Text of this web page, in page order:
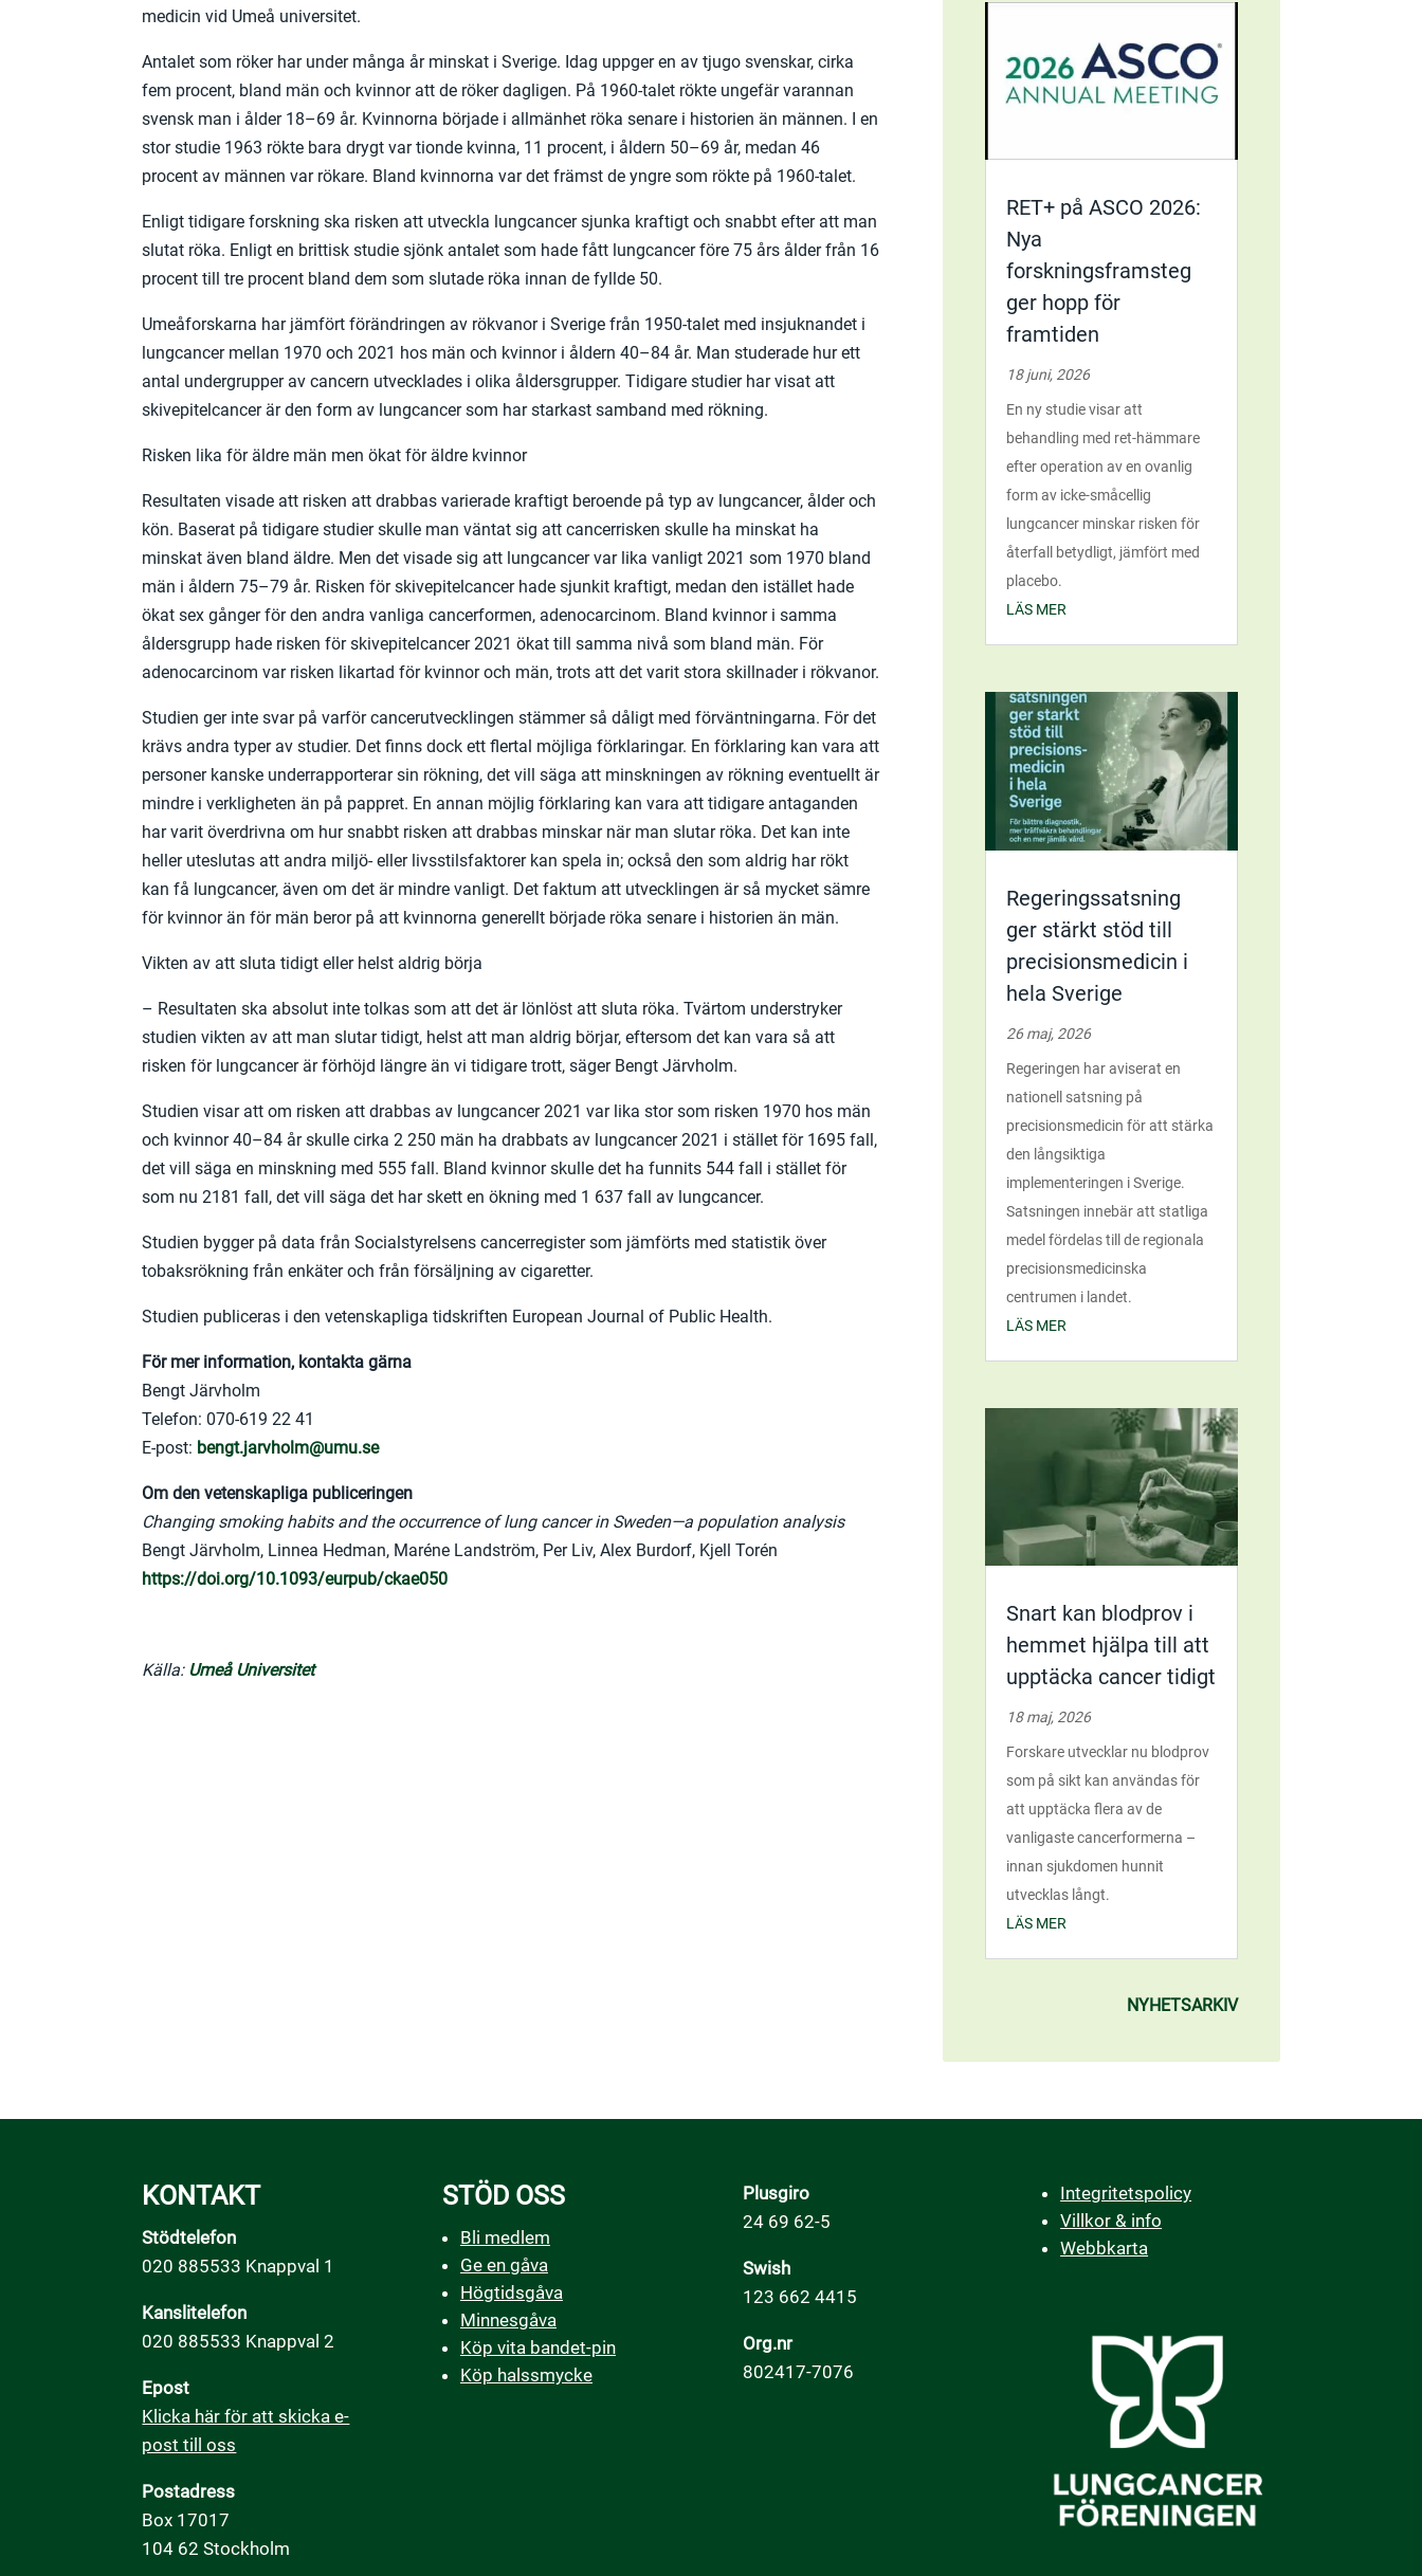
medicin vid Umeå universitet.
Antalet som röker har under många år minskat i Sverige. Idag uppger en av tjugo svenskar, cirka
fem procent, bland män och kvinnor att de röker dagligen. På 1960-talet rökte ungefär varannan
svensk man i ålder 18–69 år. Kvinnorna började i allmänhet röka senare i historien än männen. I en
stor studie 1963 rökte bara drygt var tionde kvinna, 11 procent, i åldern 50–69 år, medan 46
procent av männen var rökare. Bland kvinnorna var det främst de yngre som rökte på 1960-talet.
Enligt tidigare forskning ska risken att utveckla lungcancer sjunka kraftigt och snabbt efter att man
slutat röka. Enligt en brittisk studie sjönk antalet som hade fått lungcancer före 75 års ålder från 16
procent till tre procent bland dem som slutade röka innan de fyllde 50.
Umeåforskarna har jämfört förändringen av rökvanor i Sverige från 1950-talet med insjuknandet i
lungcancer mellan 1970 och 2021 hos män och kvinnor i åldern 40–84 år. Man studerade hur ett
antal undergrupper av cancern utvecklades i olika åldersgrupper. Tidigare studier har visat att
skivepitelcancer är den form av lungcancer som har starkast samband med rökning.
Risken lika för äldre män men ökat för äldre kvinnor
Resultaten visade att risken att drabbas varierade kraftigt beroende på typ av lungcancer, ålder och
kön. Baserat på tidigare studier skulle man väntat sig att cancerrisken skulle ha minskat ha
minskat även bland äldre. Men det visade sig att lungcancer var lika vanligt 2021 som 1970 bland
män i åldern 75–79 år. Risken för skivepitelcancer hade sjunkit kraftigt, medan den istället hade
ökat sex gånger för den andra vanliga cancerformen, adenocarcinom. Bland kvinnor i samma
åldersgrupp hade risken för skivepitelcancer 2021 ökat till samma nivå som bland män. För
adenocarcinom var risken likartad för kvinnor och män, trots att det varit stora skillnader i rökvanor.
Studien ger inte svar på varför cancerutvecklingen stämmer så dåligt med förväntningarna. För det
krävs andra typer av studier. Det finns dock ett flertal möjliga förklaringar. En förklaring kan vara att
personer kanske underrapporterar sin rökning, det vill säga att minskningen av rökning eventuellt är
mindre i verkligheten än på pappret. En annan möjlig förklaring kan vara att tidigare antaganden
har varit överdrivna om hur snabbt risken att drabbas minskar när man slutar röka. Det kan inte
heller uteslutas att andra miljö- eller livsstilsfaktorer kan spela in; också den som aldrig har rökt
kan få lungcancer, även om det är mindre vanligt. Det faktum att utvecklingen är så mycket sämre
för kvinnor än för män beror på att kvinnorna generellt började röka senare i historien än män.
Vikten av att sluta tidigt eller helst aldrig börja
– Resultaten ska absolut inte tolkas som att det är lönlöst att sluta röka. Tvärtom understryker
studien vikten av att man slutar tidigt, helst att man aldrig börjar, eftersom det kan vara så att
risken för lungcancer är förhöjd längre än vi tidigare trott, säger Bengt Järvholm.
Studien visar att om risken att drabbas av lungcancer 2021 var lika stor som risken 1970 hos män
och kvinnor 40–84 år skulle cirka 2 250 män ha drabbats av lungcancer 2021 i stället för 1695 fall,
det vill säga en minskning med 555 fall. Bland kvinnor skulle det ha funnits 544 fall i stället för
som nu 2181 fall, det vill säga det har skett en ökning med 1 637 fall av lungcancer.
Studien bygger på data från Socialstyrelsens cancerregister som jämförts med statistik över
tobaksrökning från enkäter och från försäljning av cigaretter.
Studien publiceras i den vetenskapliga tidskriften European Journal of Public Health.
För mer information, kontakta gärna
Bengt Järvholm
Telefon: 070-619 22 41
E-post: bengt.jarvholm@umu.se
Om den vetenskapliga publiceringen
Changing smoking habits and the occurrence of lung cancer in Sweden—a population analysis
Bengt Järvholm, Linnea Hedman, Maréne Landström, Per Liv, Alex Burdorf, Kjell Torén
https://doi.org/10.1093/eurpub/ckae050
Källa: Umeå Universitet
RET+ på ASCO 2026:
Nya
forskningsframsteg
ger hopp för
framtiden
18 juni, 2026
En ny studie visar att
behandling med ret-hämmare
efter operation av en ovanlig
form av icke-småcellig
lungcancer minskar risken för
återfall betydligt, jämfört med
placebo.
LÄS MER
Regeringssatsning
ger stärkt stöd till
precisionsmedicin i
hela Sverige
26 maj, 2026
Regeringen har aviserat en
nationell satsning på
precisionsmedicin för att stärka
den långsiktiga
implementeringen i Sverige.
Satsningen innebär att statliga
medel fördelas till de regionala
precisionsmedicinska
centrumen i landet.
LÄS MER
Snart kan blodprov i
hemmet hjälpa till att
upptäcka cancer tidigt
18 maj, 2026
Forskare utvecklar nu blodprov
som på sikt kan användas för
att upptäcka flera av de
vanligaste cancerformerna –
innan sjukdomen hunnit
utvecklas långt.
LÄS MER
NYHETSARKIV
KONTAKT
Stödtelefon
020 885533 Knappval 1
Kanslitelefon
020 885533 Knappval 2
Epost
Klicka här för att skicka e-
post till oss
Postadress
Box 17017
104 62 Stockholm
STÖD OSS
Bli medlem
Ge en gåva
Högtidsgåva
Minnesgåva
Köp vita bandet-pin
Köp halssmycke
Plusgiro
24 69 62-5
Swish
123 662 4415
Org.nr
802417-7076
Integritetspolicy
Villkor & info
Webbkarta